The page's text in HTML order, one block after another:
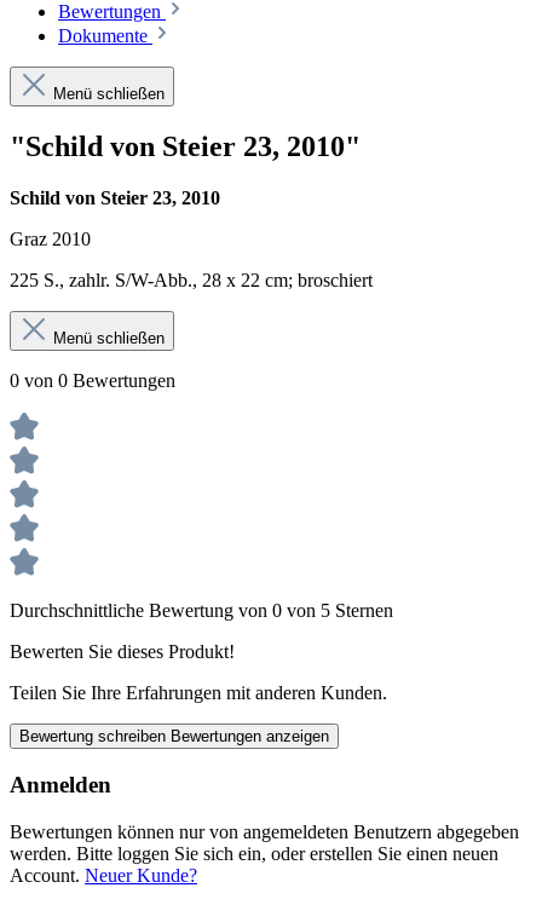
Bewertungen
Dokumente
Menü schließen
"Schild von Steier 23, 2010"
Schild von Steier 23, 2010
Graz 2010
225 S., zahlr. S/W-Abb., 28 x 22 cm; broschiert
Menü schließen
0 von 0 Bewertungen
Durchschnittliche Bewertung von 0 von 5 Sternen
Bewerten Sie dieses Produkt!
Teilen Sie Ihre Erfahrungen mit anderen Kunden.
Bewertung schreiben Bewertungen anzeigen
Anmelden
Bewertungen können nur von angemeldeten Benutzern abgegeben
werden. Bitte loggen Sie sich ein, oder erstellen Sie einen neuen
Account. Neuer Kunde?